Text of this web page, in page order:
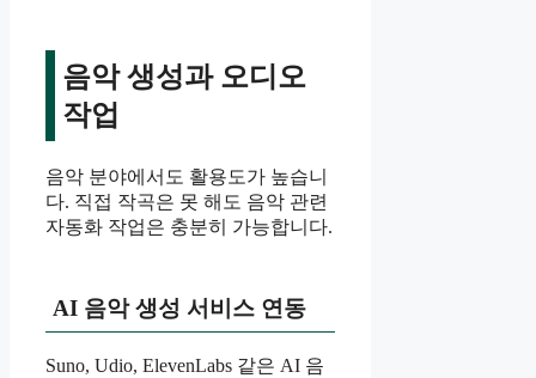
음악 생성과 오디오
작업
음악 분야에서도 활용도가 높습니
다. 직접 작곡은 못 해도 음악 관련
자동화 작업은 충분히 가능합니다.
AI 음악 생성 서비스 연동
Suno, Udio, ElevenLabs 같은 AI 음